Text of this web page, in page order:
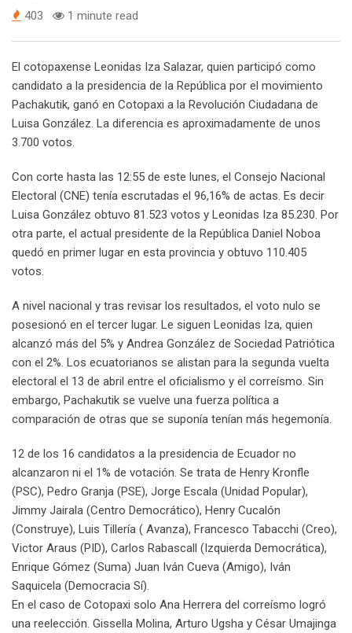
403 1 minute read
El cotopaxense Leonidas Iza Salazar, quien participó como
candidato a la presidencia de la República por el movimiento
Pachakutik, ganó en Cotopaxi a la Revolución Ciudadana de
Luisa González. La diferencia es aproximadamente de unos
3.700 votos.
Con corte hasta las 12:55 de este lunes, el Consejo Nacional
Electoral (CNE) tenía escrutadas el 96,16% de actas. Es decir
Luisa González obtuvo 81.523 votos y Leonidas Iza 85.230. Por
otra parte, el actual presidente de la República Daniel Noboa
quedó en primer lugar en esta provincia y obtuvo 110.405
votos.
A nivel nacional y tras revisar los resultados, el voto nulo se
posesionó en el tercer lugar. Le siguen Leonidas Iza, quien
alcanzó más del 5% y Andrea González de Sociedad Patriótica
con el 2%. Los ecuatorianos se alistan para la segunda vuelta
electoral el 13 de abril entre el oficialismo y el correísmo. Sin
embargo, Pachakutik se vuelve una fuerza política a
comparación de otras que se suponía tenían más hegemonía.
12 de los 16 candidatos a la presidencia de Ecuador no
alcanzaron ni el 1% de votación. Se trata de Henry Kronfle
(PSC), Pedro Granja (PSE), Jorge Escala (Unidad Popular),
Jimmy Jairala (Centro Democrático), Henry Cucalón
(Construye), Luis Tillería ( Avanza), Francesco Tabacchi (Creo),
Victor Araus (PID), Carlos Rabascall (Izquierda Democrática),
Enrique Gómez (Suma) Juan Iván Cueva (Amigo), Iván
Saquicela (Democracia Sí).
En el caso de Cotopaxi solo Ana Herrera del correísmo logró
una reelección. Gissella Molina, Arturo Ugsha y César Umajinga